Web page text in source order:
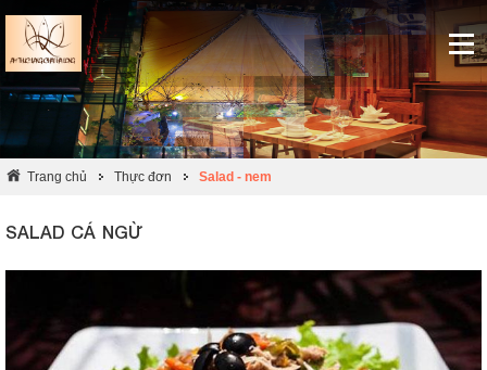
Trang chủ Thực đơn Salad - nem
SALAD CÁ NGỪ